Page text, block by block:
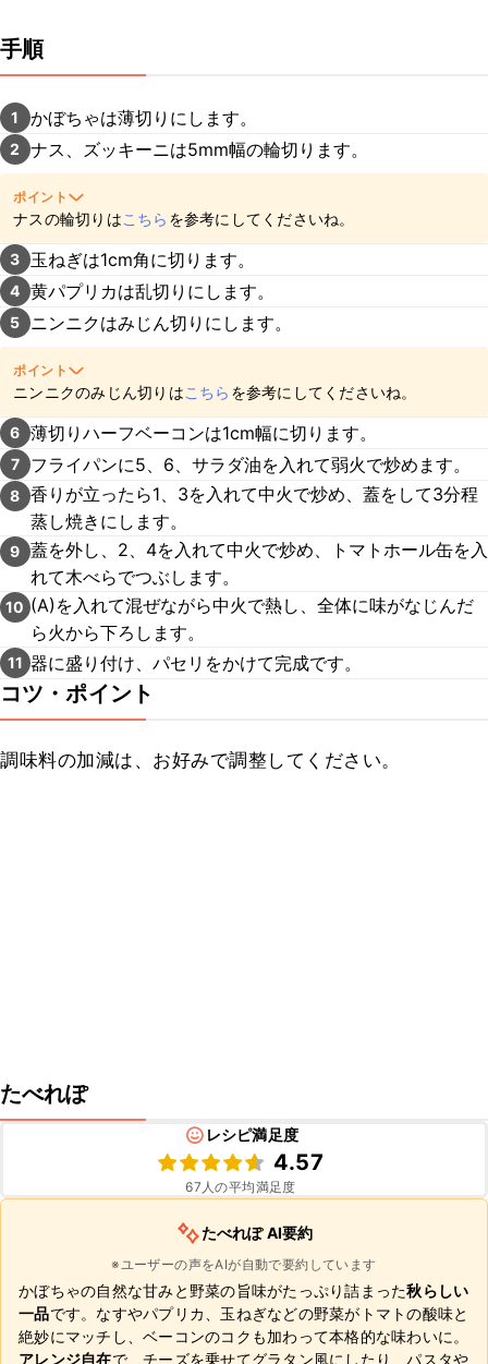
手順
1 かぼちゃは薄切りにします。
2 ナス、ズッキーニは5mm幅の輪切ります。
ポイント
ナスの輪切りはこちら を参考にしてくださいね。
3 玉ねぎは1cm角に切ります。
4 黄パプリカは乱切りにします。
5 ニンニクはみじん切りにします。
ポイント
ニンニクのみじん切りはこちら を参考にしてくださいね。
6 薄切りハーフベーコンは1cm幅に切ります。
7 フライパンに5、6、サラダ油を入れて弱火で炒めます。
8 香りが立ったら1、3を入れて中火で炒め、蓋をして3分程
蒸し焼きにします。
9 蓋を外し、2、4を入れて中火で炒め、トマトホール缶を入
れて木べらでつぶします。
10 (A)を入れて混ぜながら中火で熱し、全体に味がなじんだ
ら火から下ろします。
11 器に盛り付け、パセリをかけて完成です。
コツ・ポイント
調味料の加減は、お好みで調整してください。
たべれぽ
レシピ満足度
4.57
67 人の平均満足度
たべれぽ AI要約
※ユーザーの声をAIが自動で要約しています
かぼちゃの自然な甘みと野菜の旨味がたっぷり詰まった秋らしい
一品です。なすやパプリカ、玉ねぎなどの野菜がトマトの酸味と
絶妙にマッチし、ベーコンのコクも加わって本格的な味わいに。
アレンジ自在で、チーズを乗せてグラタン風にしたり、パスタや